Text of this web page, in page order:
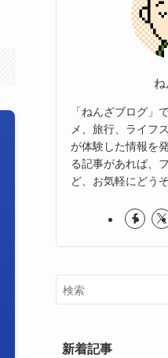
「ねんざブログ」
メ、旅行、ライフ
が体験した情報を
る記事があれば、
ど、お気軽にどう
新着記事